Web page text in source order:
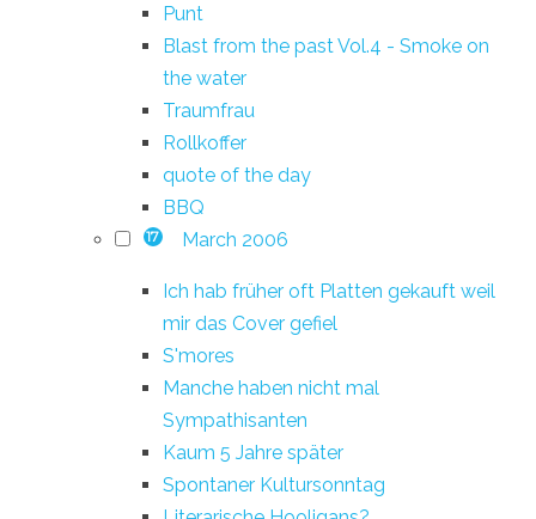
Punt
Blast from the past Vol.4 - Smoke on
the water
Traumfrau
Rollkoffer
quote of the day
BBQ
17 March 2006
Ich hab früher oft Platten gekauft weil
mir das Cover gefiel
S'mores
Manche haben nicht mal
Sympathisanten
Kaum 5 Jahre später
Spontaner Kultursonntag